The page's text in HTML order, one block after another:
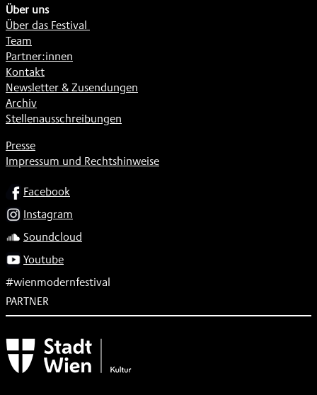
Über uns
Über das Festival
Team
Partner:innen
Kontakt
Newsletter & Zusendungen
Archiv
Stellenausschreibungen
Presse
Impressum und Rechtshinweise
SOCIALFacebook
Instagram
Soundcloud
Youtube
#wienmodernfestival
PARTNER
Subventionsgeber